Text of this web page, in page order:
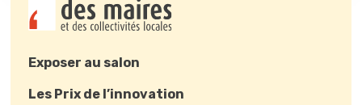
Exposer au salon
Les Prix de l’innovation